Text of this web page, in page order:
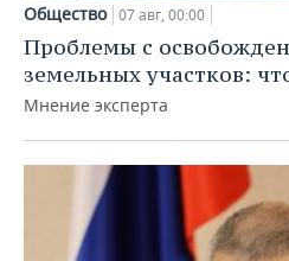
Общество 07 авг, 00:00
Проблемы с
земельных участков:
Мнение эксперта